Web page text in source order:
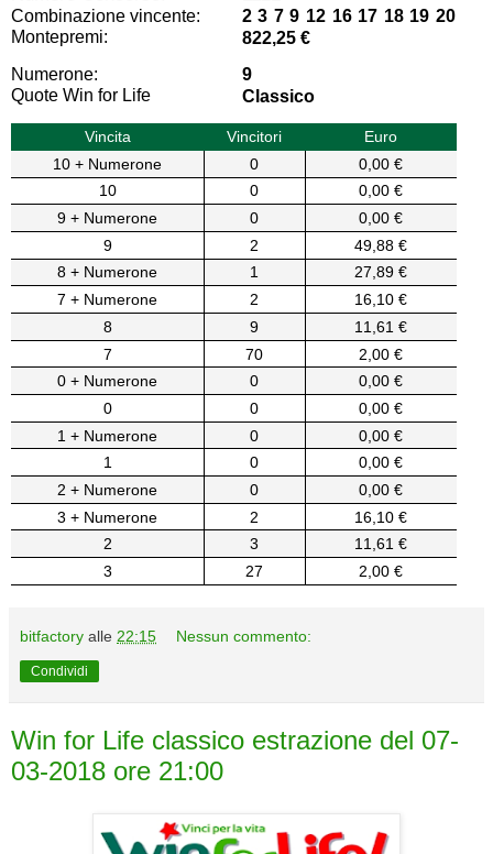
Combinazione vincente:
2 3 7 9 12 16 17 18 19 20
Montepremi:
822,25 €
Numerone:
9
Quote Win for Life
Classico
Vincita Vincitori
Euro
10 + Numerone
0
0,00 €
10
0
0,00 €
9 + Numerone
0
0,00 €
9
2
49,88 €
8 + Numerone
1
27,89 €
7 + Numerone
2
16,10 €
8
9
11,61 €
7
70
2,00 €
0 + Numerone
0
0,00 €
0
0
0,00 €
1 + Numerone
0
0,00 €
1
0
0,00 €
2 + Numerone
0
0,00 €
3 + Numerone
2
16,10 €
2
3
11,61 €
3
27 2,00 €
bitfactory alle 22:15 Nessun commento:
Condividi
Win for Life classico estrazione del 07-
03-2018 ore 21:00